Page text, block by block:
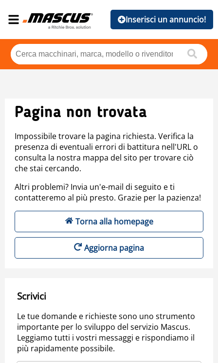
Inserisci un annuncio!
Pagina non trovata
Impossibile trovare la pagina richiesta. Verifica la
presenza di eventuali errori di battitura nell'URL o
consulta la nostra mappa del sito per trovare ciò
che stai cercando.
Altri problemi? Invia un'e-mail di seguito e ti
contatteremo al più presto. Grazie per la pazienza!
Torna alla homepage
Aggiorna pagina
Scrivici
Le tue domande e richieste sono uno strumento
importante per lo sviluppo del servizio Mascus.
Leggiamo tutti i vostri messaggi e rispondiamo il
più rapidamente possibile.